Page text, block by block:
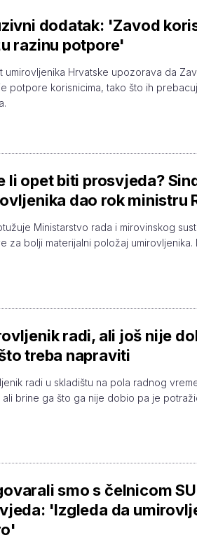
dodatak: 'Zavod
razinu potpore'
umirovljenika Hrvatske upozorava da
potpore korisnicima, tako što ih
li opet biti prosvjeda?
dao rok ministru
Ministarstvo rada i mirovinskog
za bolji materijalni položaj umirovljenika.
radi, ali još nije
treba napraviti
radi u skladištu na pola radnog
ali brine ga što ga nije dobio pa je
smo s čelnicom
'Izgleda da